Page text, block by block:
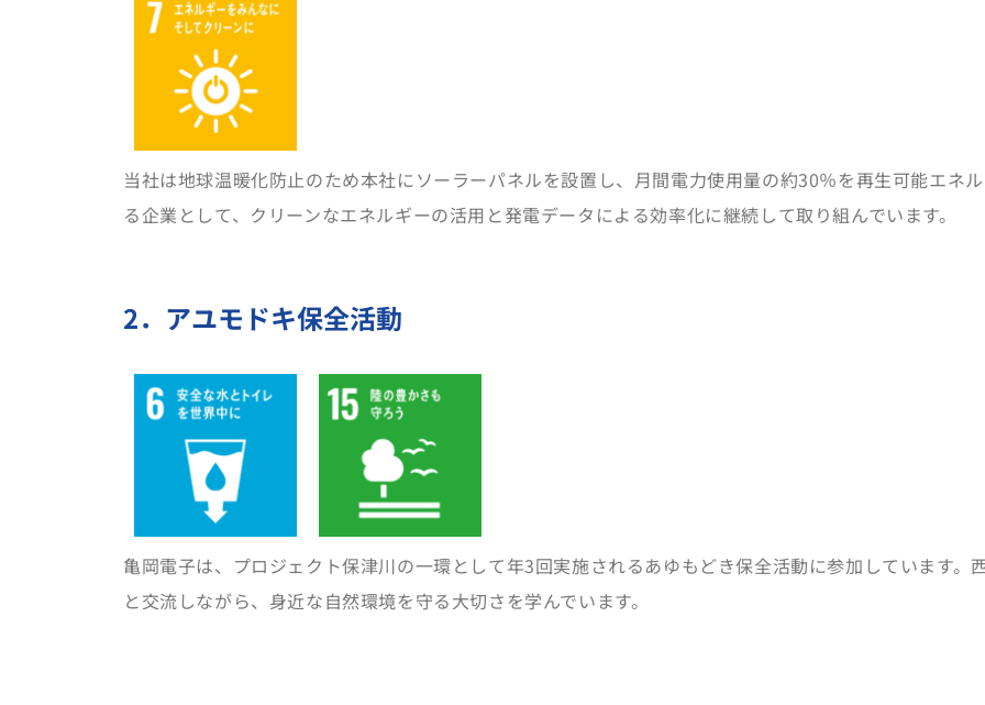
当社は地球温暖化防止のため本社にソーラーパネルを設置し、月間電力使用量の約30％を再生可能エネ
る企業として、クリーンなエネルギーの活用と発電データによる効率化に継続して取り組んでいます。
2．アユモドキ保全活動
亀岡電子は、プロジェクト保津川の一環として年3回実施されるあゆもどき保全活動に参加しています
と交流しながら、身近な自然環境を守る大切さを学んでいます。